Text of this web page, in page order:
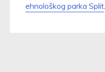
ehnološkog parka Split